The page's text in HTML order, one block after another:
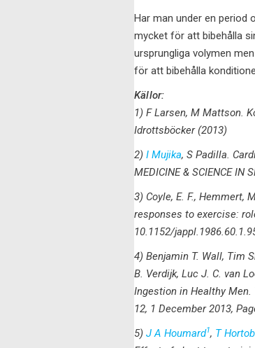
Har man under en
mycket för att bibehålla
ursprungliga volymen
för att bibehålla
Källor:
1) F Larsen, M Mattson.
Idrottsböcker (2013)
2) I Mujika, S Padilla.
MEDICINE & SCIENCE IN
3) Coyle, E. F., Hemmert,
responses to exercise:
10.1152/
4) Benjamin T. Wall, Tim
B. Verdijk, Luc J. C. van
Ingestion in Healthy
12, 1 December 2013,
5) J A Houmard1, T